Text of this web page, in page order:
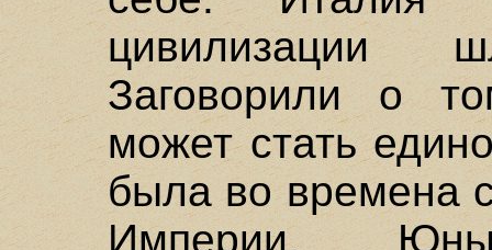
цивилизации
Заговорили о
может стать
была во времена
Империи.